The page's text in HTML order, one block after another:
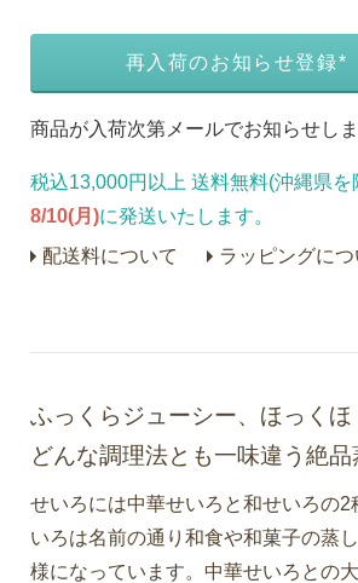
再入荷のお知らせ登録*
商品が入荷次第メールでお知らせしま
税込13,000円以上 送料無料(沖縄県を
8/10(月)に発送いたします。
配送料について
ラッピングにつ
ふっくらジューシー、ほっくほ
どんな調理法とも一味違う絶品
せいろには中華せいろと和せいろの2
いろは名前の通り和食や和菓子の蒸
様になっています。中華せいろとの